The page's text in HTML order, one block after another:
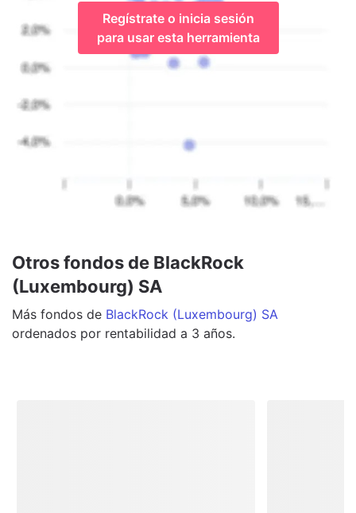
Regístrate o inicia sesión
para usar esta herramienta
Otros fondos de BlackRock
(Luxembourg) SA
Más fondos de BlackRock (Luxembourg) SA
ordenados por rentabilidad a 3 años.